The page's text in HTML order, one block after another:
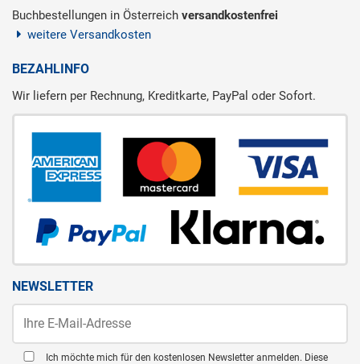
Buchbestellungen in Österreich versandkostenfrei
weitere Versandkosten
BEZAHLINFO
Wir liefern per Rechnung, Kreditkarte, PayPal oder Sofort.
NEWSLETTER
Ich möchte mich für den kostenlosen Newsletter anmelden. Diese